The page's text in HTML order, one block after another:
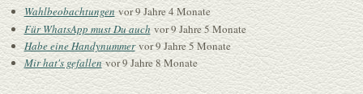
Wahlbeobachtungen vor 9 Jahre 4 Monate
Für WhatsApp must Du auch vor 9 Jahre 5 Monate
Habe eine Handynummer vor 9 Jahre 5 Monate
Mir hat's gefallen vor 9 Jahre 8 Monate